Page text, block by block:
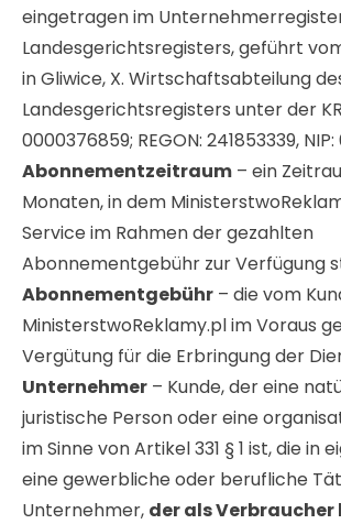
eingetragen im
Landesgerichtsregisters, geführt
in Gliwice, X. Wirtschaftsabteilung
Landesgerichtsregisters unter der
0000376859; REGON: 241853339,
Abonnementzeitraum – ein
Monaten, in dem
Service im Rahmen der gezahlten
Abonnementgebühr zur Verfügung
Abonnementgebühr – die vom
MinisterstwoReklamy.pl im Voraus
Vergütung für die Erbringung der
Unternehmer – Kunde, der eine
juristische Person oder eine
im Sinne von Artikel 331 § 1 ist, die in
eine gewerbliche oder berufliche
Unternehmer, der als